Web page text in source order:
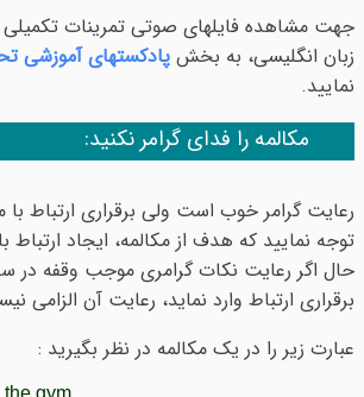
جهت مشاهده فایلهای صوتی تمرینات
زبان انگلیسی، به بخش پادکستهای آموزشی
نمایید.
مکالمه را فدای گرامر نکنید:
رعایت گرامر خوب است ولی برقراری ارتباط
توجه نمایید که هدف از مکالمه، ایجاد
حال اگر رعایت نکات گرامری موجب وقفه در
برقراری ارتباط وارد نماید، رعایت آن الزامی
عبارت زیر را در یک مکالمه در نظر بگیرید :